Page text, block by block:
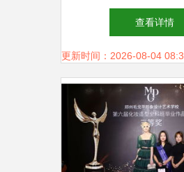
演出的台前幕
查看详情
更新时间：2026-08-04